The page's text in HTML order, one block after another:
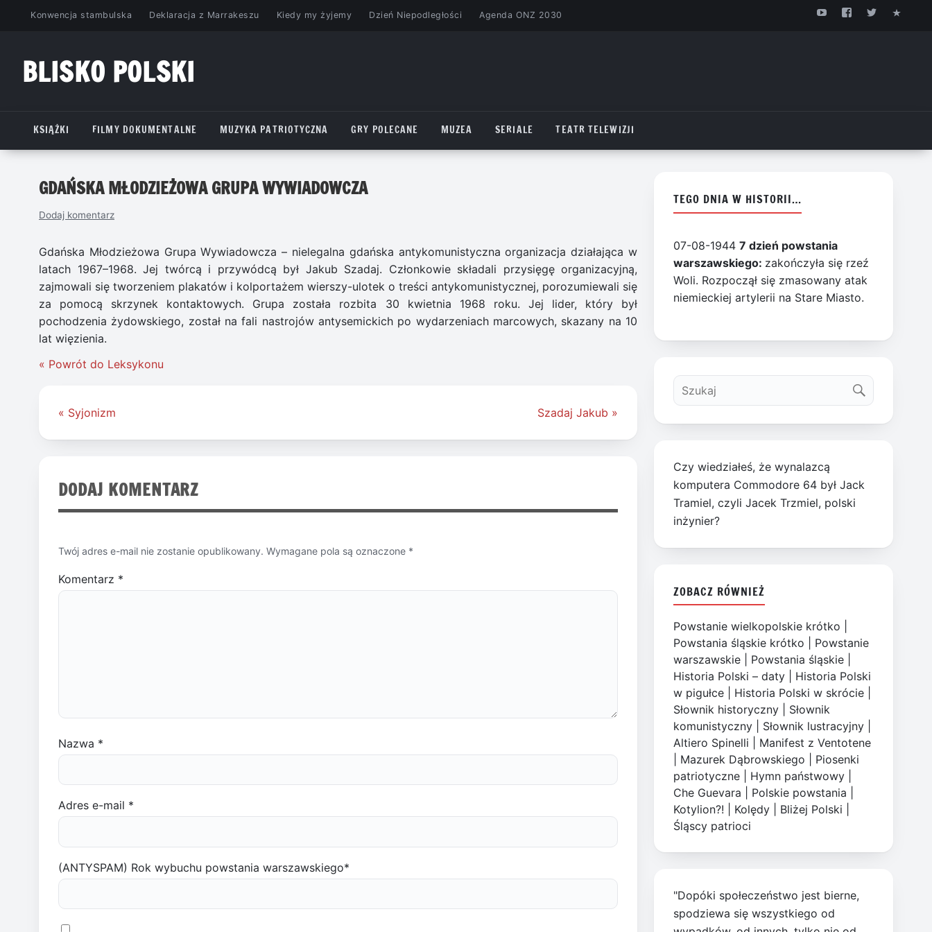
PrzejdźKonwencja stambulska Deklaracja z Marrakeszu Kiedy my żyjemy Dzień Niepodległości Agenda ONZ 2030
BLISKO POLSKI
KSIĄŻKI
FILMY DOKUMENTALNE MUZYKA PATRIOTYCZNA GRY POLECANE MUZEA SERIALE TEATR TELEWIZJI
GDAŃSKA MŁODZIEŻOWA GRUPA WYWIADOWCZA
Dodaj komentarz
Gdańska Młodzieżowa Grupa Wywiadowcza – nielegalna gdańska antykomunistyczna organizacja działająca w
latach 1967–1968. Jej twórcą i przywódcą był Jakub Szadaj. Członkowie składali przysięgę organizacyjną,
zajmowali się tworzeniem plakatów i kolportażem wierszy-ulotek o treści antykomunistycznej, porozumiewali się
za pomocą skrzynek kontaktowych. Grupa została rozbita 30 kwietnia 1968 roku. Jej lider, który był
pochodzenia żydowskiego, został na fali nastrojów antysemickich po wydarzeniach marcowych, skazany na 10
lat więzienia.
« Powrót do Leksykonu
Nawigacja
« Syjonizm Szadaj Jakub »
DODAJ KOMENTARZ
Twój adres e-mail nie zostanie opublikowany. Wymagane pola są oznaczone *
Komentarz *
Nazwa *
Adres e-mail *
(ANTYSPAM) Rok wybuchu powstania warszawskiego*
TEGO DNIA W HISTORII…
07-08-19447 dzień powstania
warszawskiego: zakończyła się rzeź
Woli. Rozpoczął się zmasowany atak
niemieckiej artylerii na Stare Miasto.
Czy wiedziałeś, że wynalazcą
komputera Commodore 64 był Jack
Tramiel, czyli Jacek Trzmiel, polski
inżynier?
ZOBACZ RÓWNIEŻ
Powstanie wielkopolskie krótko
Powstania śląskie krótko
Powstanie
warszawskie
Powstania śląskie
Historia Polski – daty
Historia Polski
w pigułce
Historia Polski w skrócie
Słownik historyczny
Słownik
komunistyczny
Słownik lustracyjny
Altiero Spinelli
Manifest z Ventotene
Mazurek Dąbrowskiego
Piosenki
patriotyczne
Hymn państwowy
Che Guevara
Polskie powstania
Kotylion?!
Kolędy Bliżej Polski
Śląscy patrioci
"Dopóki społeczeństwo jest bierne,
spodziewa się wszystkiego od